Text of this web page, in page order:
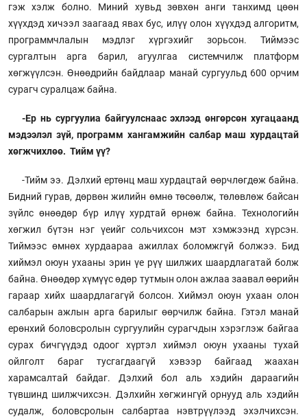
гэж хэлж болно. Миний хувьд зөвхөн анги танхимд цөөн
хүүхдэд хичээл заагаад явах бус, илүү олон хүүхдэд алгоритм,
программчлалын мэдлэг хүргэхийг зорьсон. Тиймээс
сургалтын арга барил, агуулгаа системчилж платформ
хөгжүүлсэн. Өнөөдрийн байдлаар манай сургуульд 600 орчим
сурагч суралцаж байна.
-Ер нь сургуулиа байгуулснаас эхлээд өнгөрсөн хугацаанд
мэдээлэл зүй, программ хангамжийн салбар маш хурдацтай
хөгжчихлөө. Тийм үү?
-Тийм ээ. Дэлхий ертөнц маш хурдацтай өөрчлөгдөж байна.
Бидний гурав, дөрвөн жилийн өмнө төсөөлж, төлөвлөж байсан
зүйлс өнөөдөр бүр илүү хурдтай өрнөж байна. Технологийн
хөгжил бүтэн нэг үеийг сольчихсон мэт хэмжээнд хүрсэн.
Тиймээс өмнөх хурдаараа ажиллах боломжгүй болжээ. Бид
хиймэл оюун ухааны эрин үе рүү шилжих шаардлагатай болж
байна. Өнөөдөр хүмүүс өдөр тутмын олон ажлаа заавал өөрийн
гараар хийх шаардлагагүй болсон. Хиймэл оюун ухаан олон
салбарын ажлын арга барилыг өөрчилж байна. Гэтэл манай
ерөнхий боловсролын сургуулийн сурагчдын хэрэглэж байгаа
сурах бичгүүдэд одоог хүртэл хиймэл оюун ухааны тухай
ойлголт бараг тусгагдаагүй хэвээр байгаад жаахан
харамсалтай байдаг. Дэлхий бол аль хэдийн дараагийн
түвшинд шилжчихсэн. Дэлхийн хөгжингүй орнууд аль хэдийн
судалж, боловсролын салбартаа нэвтрүүлээд эхэлчихсэн.